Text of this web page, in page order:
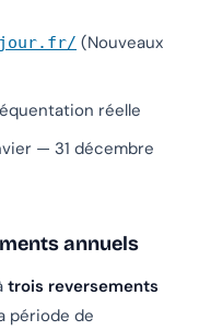
(Nouveaux
réelle
— 31 décembre
annuels
trois reversements
période de